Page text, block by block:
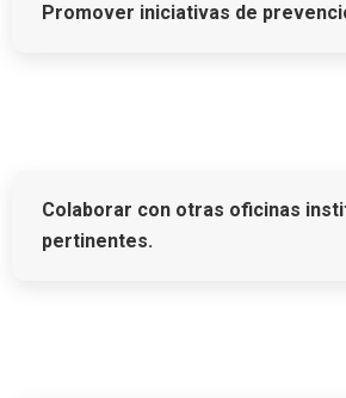
Promover iniciativas de
Colaborar con otras oficinas
pertinentes.